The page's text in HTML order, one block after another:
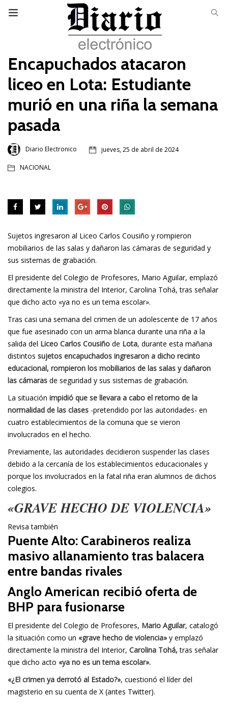
Encapuchados atacaron
liceo en Lota: Estudiante
murió en una riña la semana
pasada
Diario Electronico jueves, 25 de abril de 2024
NACIONAL
Sujetos ingresaron al Liceo Carlos Cousiño y rompieron
mobiliarios de las salas y dañaron las cámaras de seguridad y
sus sistemas de grabación.
El presidente del Colegio de Profesores, Mario Aguilar, emplazó
directamente la ministra del Interior, Carolina Tohá, tras señalar
que dicho acto «ya no es un tema escolar».
Tras casi una semana del crimen de un adolescente de 17 años
que fue asesinado con un arma blanca durante una riña a la
salida del Liceo Carlos Cousiño de Lota, durante esta mañana
distintos sujetos encapuchados ingresaron a dicho recinto
educacional, rompieron los mobiliarios de las salas y dañaron
las cámaras de seguridad y sus sistemas de grabación.
La situación impidió que se llevara a cabo el retorno de la
normalidad de las clases -pretendido por las autoridades- en
cuatro establecimientos de la comuna que se vieron
involucrados en el hecho.
Previamente, las autoridades decidieron suspender las clases
debido a la cercanía de los establecimientos educacionales y
porque los involucrados en la fatal riña eran alumnos de dichos
colegios.
«GRAVE HECHO DE VIOLENCIA»
Revisa también
Puente Alto: Carabineros realiza
masivo allanamiento tras balacera
entre bandas rivales
Anglo American recibió oferta de
BHP para fusionarse
El presidente del Colegio de Profesores, Mario Aguilar, catalogó
la situación como un «grave hecho de violencia» y emplazó
directamente la ministra del Interior, Carolina Tohá, tras señalar
que dicho acto «ya no es un tema escolar».
«¿El crimen ya derrotó al Estado?», cuestionó el líder del
magisterio en su cuenta de X (antes Twitter).